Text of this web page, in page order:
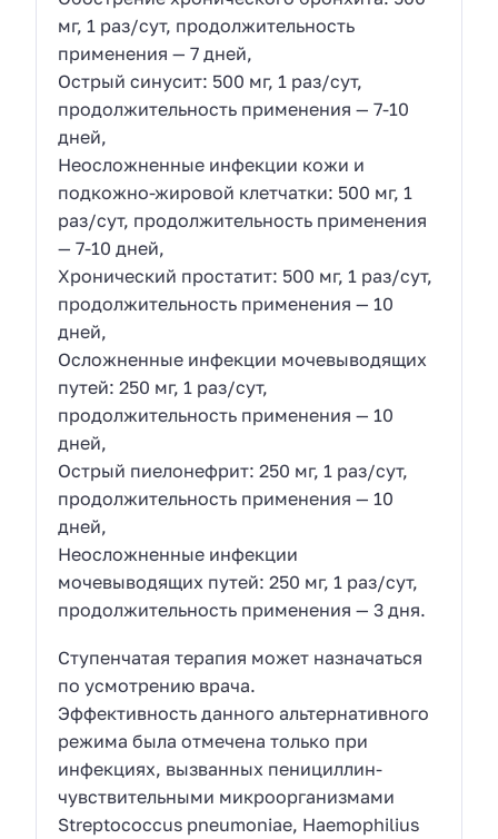
мг, 1 раз/сут, продолжительность
применения — 7 дней,
Острый синусит: 500 мг, 1 раз/сут,
продолжительность применения — 7-10
дней,
Неосложненные инфекции кожи и
подкожно-жировой клетчатки: 500 мг, 1
раз/сут, продолжительность применения
— 7-10 дней,
Хронический простатит: 500 мг, 1 раз/сут,
продолжительность применения — 10
дней,
Осложненные инфекции мочевыводящих
путей: 250 мг, 1 раз/сут,
продолжительность применения — 10
дней,
Острый пиелонефрит: 250 мг, 1 раз/сут,
продолжительность применения — 10
дней,
Неосложненные инфекции
мочевыводящих путей: 250 мг, 1 раз/сут,
продолжительность применения — 3 дня.
Ступенчатая терапия может назначаться
по усмотрению врача.
Эффективность данного альтернативного
режима была отмечена только при
инфекциях, вызванных пенициллин-
чувствительными микроорганизмами
Streptococcus pneumoniae, Haemophilius